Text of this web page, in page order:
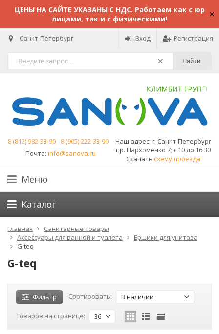
ЦЕНЫ НА САЙТЕ УКАЗАНЫ С НДС. Работаем как с юр
лицами, так и с физическими!
Санкт-Петербург Вход Регистрация
Найти
8 (812) 982-33-90
8 (905) 222-33-90
Почта: info@sanova.ru
Наш адрес: г. Санкт-Петербург
пр. Пархоменко 7; с 10 до 16:30
Скачать схему проезда
Меню
Каталог
Главная
Санитарные товары
Аксессуары для ванной и туалета
Ершики для унитаза
G-teq
G-teq
Фильтр Сортировать: В наличии
Товаров на странице: 36